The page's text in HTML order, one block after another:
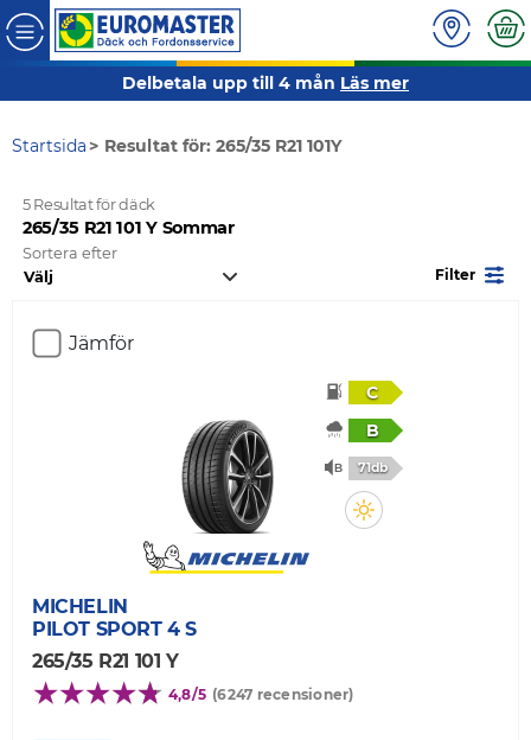
Delbetala upp till 4 mån Läs mer
Startsida Resultat för: 265/35 R21 101Y
5 Resultat för däck
265/35 R21 101 Y Sommar
Sortera efter
Filter
Jämför
C
B
71db
MICHELIN
PILOT SPORT 4 S
265/35 R21 101 Y
4,8/5 (6247 recensioner)